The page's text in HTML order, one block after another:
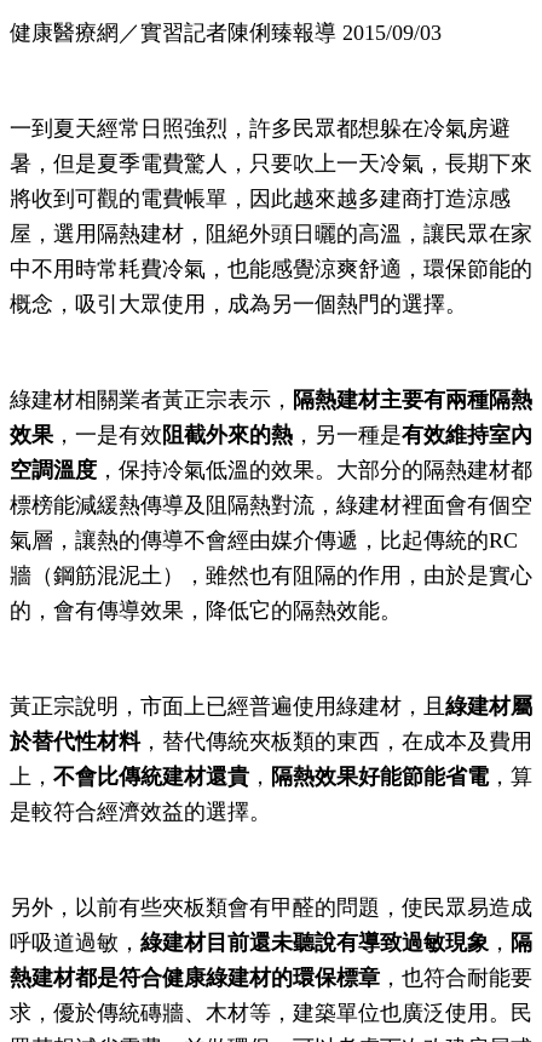
健康醫療網／實習記者陳俐臻報導 2015/09/03
一到夏天經常日照強烈，許多民眾都想躲在冷氣房避
暑，但是夏季電費驚人，只要吹上一天冷氣，長期下來
將收到可觀的電費帳單，因此越來越多建商打造涼感
屋，選用隔熱建材，阻絕外頭日曬的高溫，讓民眾在家
中不用時常耗費冷氣，也能感覺涼爽舒適，環保節能的
概念，吸引大眾使用，成為另一個熱門的選擇。
綠建材相關業者黃正宗表示， 隔熱建材主要有兩種隔熱
效果，一是有效 阻截外來的熱 ，另一種是有效維持室內
空調溫度 ，保持冷氣低溫的效果。大部分的隔熱建材都
標榜能減緩熱傳導及阻隔熱對流，綠建材裡面會有個空
氣層，讓熱的傳導不會經由媒介傳遞，比起傳統的RC
牆（鋼筋混泥土），雖然也有阻隔的作用，由於是實心
的，會有傳導效果，降低它的隔熱效能。
黃正宗說明，市面上已經普遍使用綠建材，且 綠建材屬
於替代性材料，替代傳統夾板類的東西，在成本及費用
上， 不會比傳統建材還貴 ， 隔熱效果好能節能省電，算
是較符合經濟效益的選擇。
另外，以前有些夾板類會有甲醛的問題，使民眾易造成
呼吸道過敏， 綠建材目前還未聽說有導致過敏現象 ， 隔
熱建材都是符合健康綠建材的環保標章 ，也符合耐能要
求，優於傳統磚牆、木材等，建築單位也廣泛使用。民